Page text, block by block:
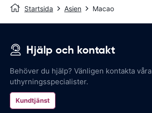
Startsida Asien Macao
Hjälp och kontakt
Behöver du hjälp? Vänligen kontakta våra
uthyrningsspecialister.
Kundtjänst